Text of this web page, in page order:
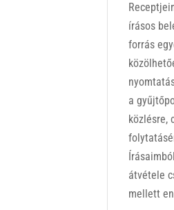
írásos
forrás
a
közlésre,
átvétele
mellett